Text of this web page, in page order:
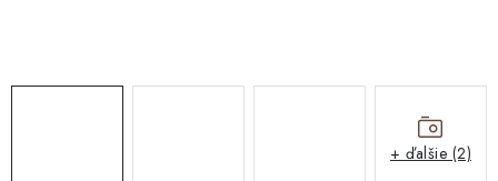
+ ďalšie (2)